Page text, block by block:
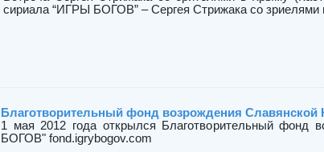
сириала “ИГРЫ БОГОВ” – Сергея Стрижака со зриелями
Благотворительный фонд возрождения
1 мая 2012 года открылся Благотворительный фонд
БОГОВ" fond.igrybogov.com